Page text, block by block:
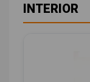
INTERIOR